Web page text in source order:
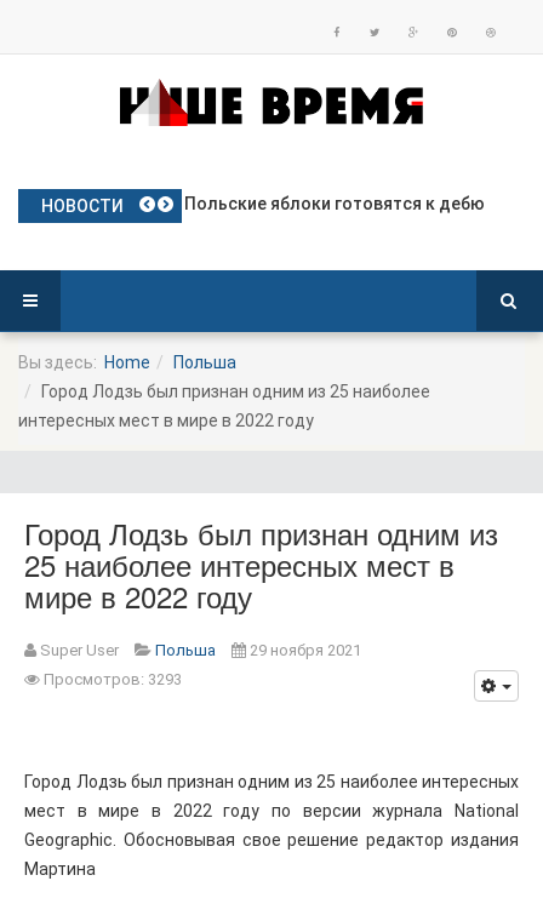
НОВОСТИ Частое использование права вето
Польские яблоки готовятся к дебю
Посол Украины в Польше готовится
Польша опережает Германию по тем
Польша депортирует колумбийца, о
Вы здесь: Home
Польша
Город Лодзь был признан одним из 25 наиболее
интересных мест в мире в 2022 году
Город Лодзь был признан одним из
25 наиболее интересных мест в
мире в 2022 году
Super User Польша
29 ноября 2021
Просмотров: 3293
Город Лодзь был признан одним из 25 наиболее интересных
мест в мире в 2022 году по версии журнала National
Geographic. Обосновывая свое решение редактор издания
Мартина